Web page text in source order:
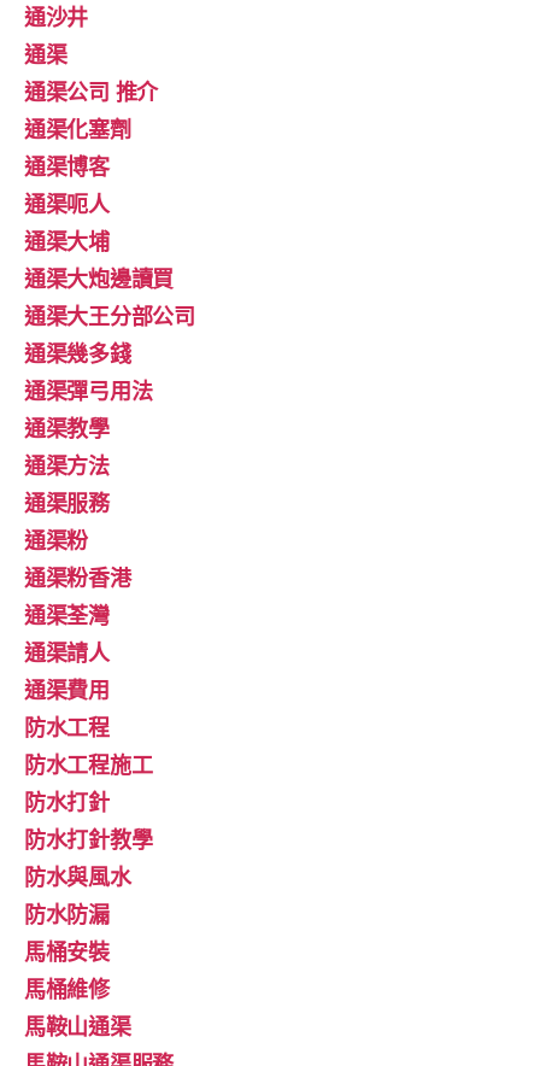
通沙井
通渠
通渠公司 推介
通渠化塞劑
通渠博客
通渠呃人
通渠大埔
通渠大炮邊讀買
通渠大王分部公司
通渠幾多錢
通渠彈弓用法
通渠教學
通渠方法
通渠服務
通渠粉
通渠粉香港
通渠荃灣
通渠請人
通渠費用
防水工程
防水工程施工
防水打針
防水打針教學
防水與風水
防水防漏
馬桶安裝
馬桶維修
馬鞍山通渠